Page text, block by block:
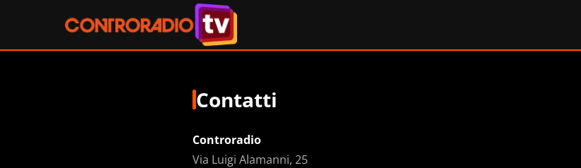
Contatti
Controradio
Via Luigi Alamanni, 25